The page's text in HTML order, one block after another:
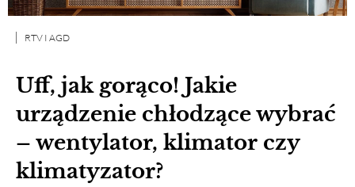
Uff, jak gorąco! Jakie
urządzenie chłodzące wybrać
– wentylator, klimator czy
klimatyzator?
RTV I AGD